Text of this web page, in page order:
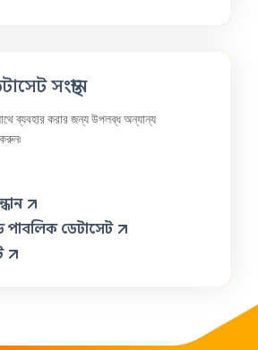
সংস্থান
ব্যবহার করার জন্য উপলব্ধ অন্যান্য
পাবলিক ডেটাসেট